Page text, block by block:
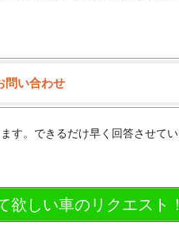
問い合わせ
す。できるだけ早く回答させて
欲しい車のリクエスト！